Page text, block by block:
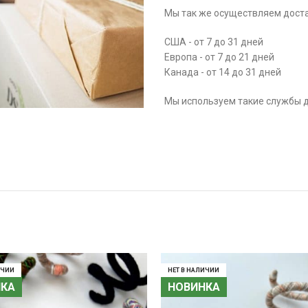
Мы так же осуществляем
США - от 7 до 31 дней
Европа - от 7 до 21 дней
Канада - от 14 до 31 дней
Мы используем такие службы
НЕТ В НАЛИЧИИ
НОВИНКА
НЕТ В НАЛИЧИИ
НОВИНКА